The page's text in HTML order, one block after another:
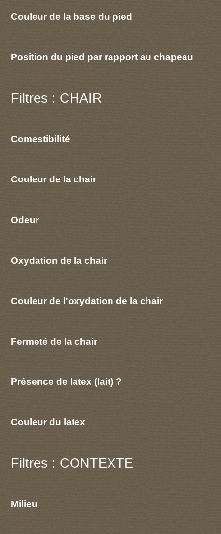
Couleur de la base du pied
Position du pied par rapport au chapeau
Filtres : CHAIR
Comestibilité
Couleur de la chair
Odeur
Oxydation de la chair
Couleur de l'oxydation de la chair
Fermeté de la chair
Présence de latex (lait) ?
Couleur du latex
Filtres : CONTEXTE
Milieu